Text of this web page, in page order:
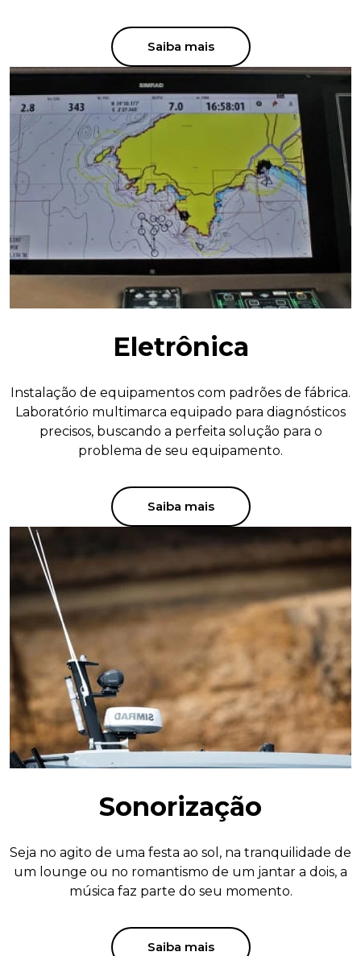
Saiba mais
Eletrônica
Instalação de equipamentos com padrões de fábrica.
Laboratório multimarca equipado para diagnósticos
precisos, buscando a perfeita solução para o
problema de seu equipamento.
Saiba mais
Sonorização
Seja no agito de uma festa ao sol, na tranquilidade de
um lounge ou no romantismo de um jantar a dois, a
música faz parte do seu momento.
Saiba mais